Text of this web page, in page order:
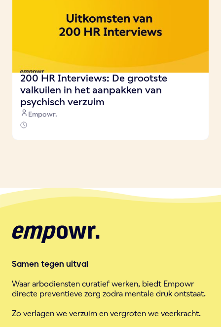
200 HR Interviews: De grootste
valkuilen in het aanpakken van
psychisch verzuim
Empowr.
Samen tegen uitval
Waar arbodiensten curatief werken, biedt Empowr
directe preventieve zorg zodra mentale druk ontstaat.
Zo verlagen we verzuim en vergroten we veerkracht.